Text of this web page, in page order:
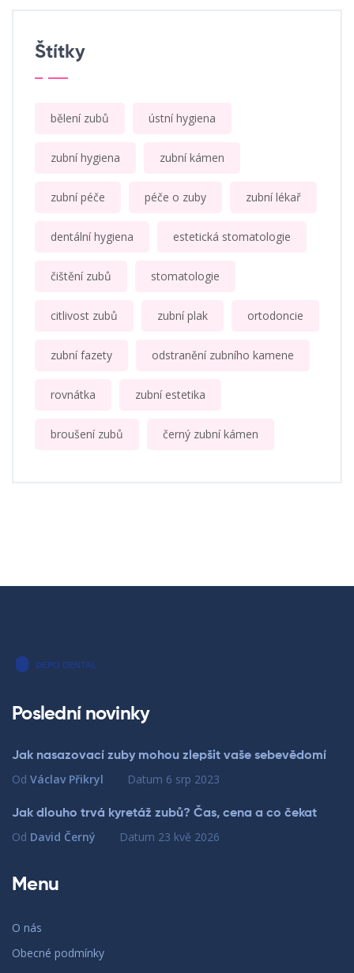
Štítky
bělení zubů ústní hygiena
zubní hygiena zubní kámen
zubní péče péče o zuby zubní lékař
dentální hygiena estetická stomatologie
čištění zubů stomatologie
citlivost zubů zubní plak ortodoncie
zubní fazety odstranění zubního kamene
rovnátka zubní estetika
broušení zubů černý zubní kámen
Poslední novinky
Jak nasazovací zuby mohou zlepšit vaše sebevědomí
Od Václav Přikryl Datum 6 srp 2023
Jak dlouho trvá kyretáž zubů? Čas, cena a co čekat
Od David Černý Datum 23 kvě 2026
Menu
O nás
Obecné podmínky